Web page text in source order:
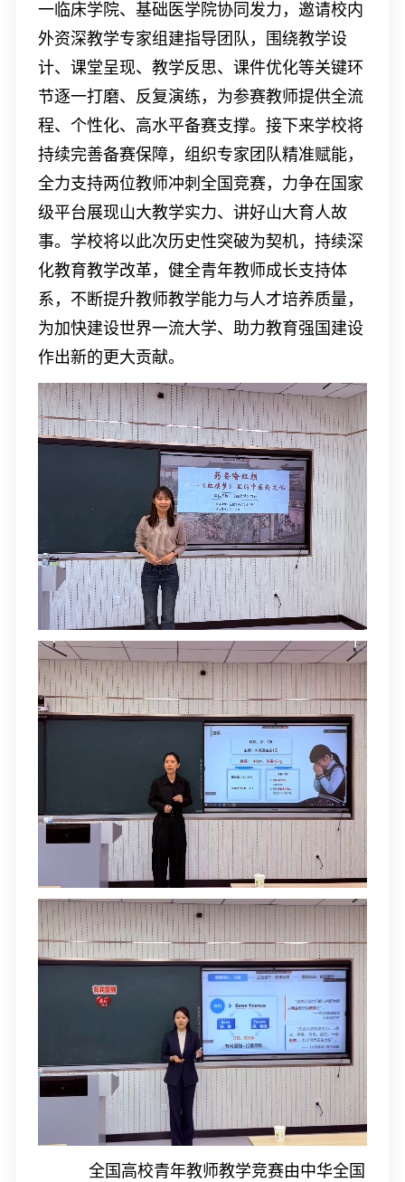
一临床学院、基础医学院协同发力，邀请校内
外资深教学专家组建指导团队，围绕教学设
计、课堂呈现、教学反思、课件优化等关键环
节逐一打磨、反复演练，为参赛教师提供全流
程、个性化、高水平备赛支撑。接下来学校将
持续完善备赛保障，组织专家团队精准赋能，
全力支持两位教师冲刺全国竞赛，力争在国家
级平台展现山大教学实力、讲好山大育人故
事。学校将以此次历史性突破为契机，持续深
化教育教学改革，健全青年教师成长支持体
系，不断提升教师教学能力与人才培养质量，
为加快建设世界一流大学、助力教育强国建设
作出新的更大贡献。
全国高校青年教师教学竞赛由中华全国